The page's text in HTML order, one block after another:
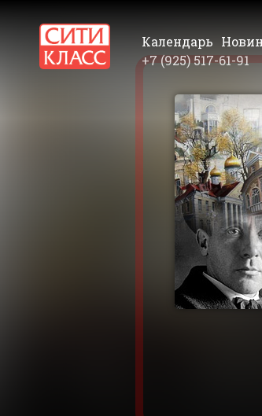
Календарь
+7 (925) 517-61-91